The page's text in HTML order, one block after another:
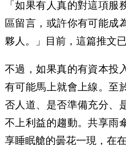
「如果有人真的對這項服
區留言，或許你有可能成
夥人。」目前，這篇推文
不過，如果真的有資本投
有可能馬上就會上線。至
否人道、是否準備充分、
不上利益的趨動。共享雨
享睡眠艙的曇花一現，在